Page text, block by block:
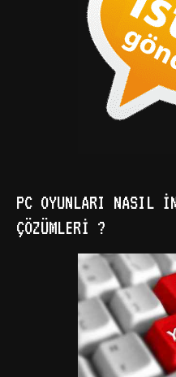
PC OYUNLARI NASIL
ÇÖZÜMLERI ?